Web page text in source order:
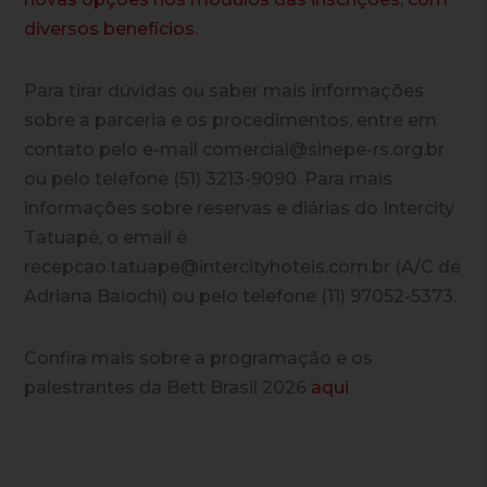
diversos benefícios.
Para tirar dúvidas ou saber mais informações
sobre a parceria e os procedimentos, entre em
contato pelo e-mail comercial@sinepe-rs.org.br
ou pelo telefone (51) 3213-9090. Para mais
informações sobre reservas e diárias do Intercity
Tatuapé, o email é
recepcao.tatuape@intercityhoteis.com.br (A/C de
Adriana Baiochi) ou pelo telefone (11) 97052-5373.
Confira mais sobre a programação e os
palestrantes da Bett Brasil 2026 aqui